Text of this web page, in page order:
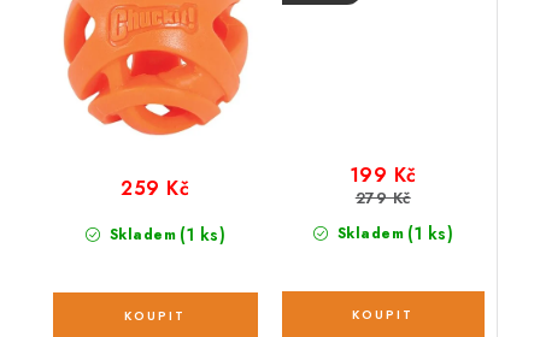
Skladem (1 ks)
259 Kč
Skladem (1 ks)
199 Kč
279 Kč